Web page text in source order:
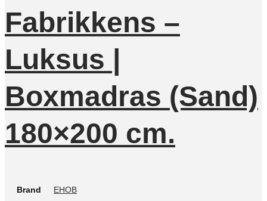
Fabrikkens –
Luksus |
Boxmadras (Sand)
180×200 cm.
Brand EHOB